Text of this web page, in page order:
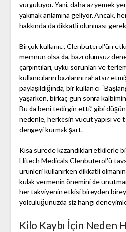
vurguluyor. Yani, daha az yemek
yakmak anlamına geliyor. Ancak,
hakkında da dikkatli olunması
Birçok kullanıcı, Clenbuterol'ün
memnun olsa da, bazı olumsuz
çarpıntıları, uyku sorunları ve
kullanıcıların bazılarını rahatsız
paylaşıldığında, bir kullanıcı
yaşarken, birkaç gün sonra kalbimin
Bu da beni tedirgin etti.” gibi
nedenle, herkesin vücut yapısı ve
dengeyi kurmak şart.
Kısa sürede kazandıkları etkilerle
Hitech Medicals Clenbuterol'ü
ürünleri kullanırken dikkatli
kulak vermenin önemini de
her takviyenin etkisi bireyden
yolculuğunuzda siz hangi
Kilo Kaybı İçin Neden